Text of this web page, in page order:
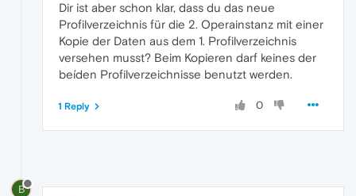
Dir ist aber schon klar, dass du das neue
Profilverzeichnis für die 2. Operainstanz mit einer
Kopie der Daten aus dem 1. Profilverzeichnis
versehen musst? Beim Kopieren darf keines der
beíden Profilverzeichnisse benutzt werden.
0
1 Reply
B